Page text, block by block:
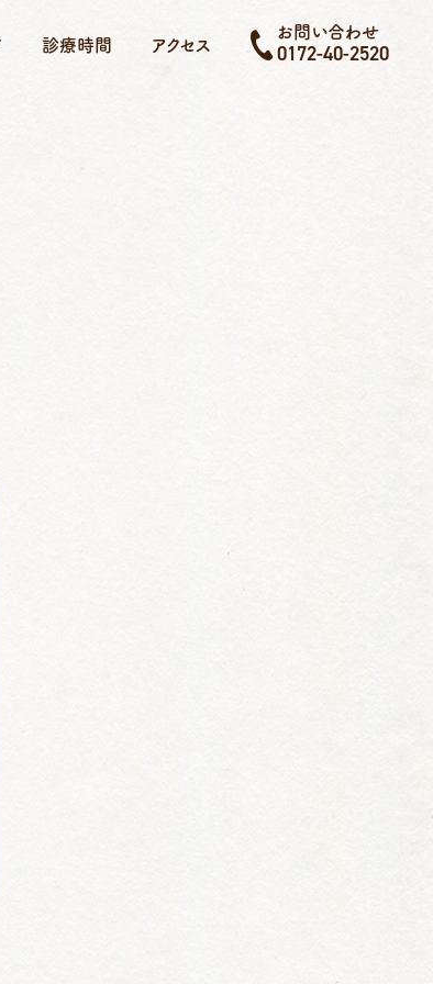
診療時間 アクセス
お問い合わせ
0172-40-2520